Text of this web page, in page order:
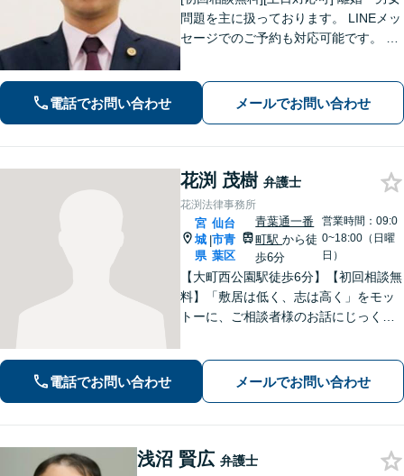
問題を主に扱っております。 LINEメッ
セージでのご予約も対応可能です。 LI
in.ee/uFqpYWb
電話でお問い合わせ メールでお問い合わせ
花渕 茂樹 弁護士
花渕法律事務所
宮
城
県
|
仙台
市青
葉区
青葉通一番
町駅から徒
歩6分
営業時間：09:0
0~18:00（日曜
日）
【大町西公園駅徒歩6分】【初回相談無
料】「敷居は低く、志は高く」をモッ
トーに、ご相談者様のお話にじっくり
と変え、未来を見据えて全力で伴走い
たします。【電話・メール・WEB相談
電話でお問い合わせ メールでお問い合わせ
浅沼 賢広 弁護士